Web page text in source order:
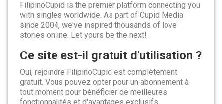
FilipinoCupid is the premier platform connecting you
with singles worldwide. As part of Cupid Media
since 2004, we've inspired thousands of love
stories online. Let yours be the next!
Ce site est-il gratuit d'utilisation ?
Oui, rejoindre FilipinoCupid est complètement
gratuit. Vous pouvez opter pour un abonnement à
tout moment pour bénéficier de meilleures
fonctionnalités et d'avantages exclusifs.